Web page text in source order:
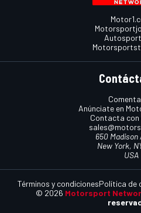
Anúnciate en
Contacta con
650 Madison
New York,
USA
© 2026 Motorsport
Términos y condicionesPolítica de